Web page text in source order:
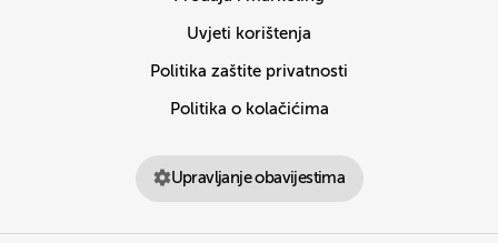
Uvjeti korištenja
Politika zaštite privatnosti
Politika o kolačićima
Upravljanje obavijestima